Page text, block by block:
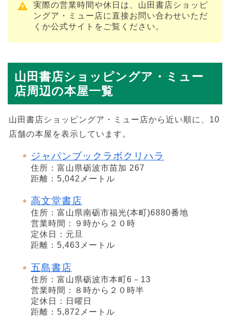
実際の営業時間や休日は、山田書店ショッピ
ングア・ミュー店に直接お問い合わせいただ
くか公式サイトをご覧ください。
山田書店ショッピングア・ミュー
店周辺の本屋一覧
山田書店ショッピングア・ミュー店から近い順に、10
店舗の本屋を表示しています。
ジャパンブックラボクリハラ
住所：富山県砺波市苗加 267
距離：5,042メートル
高文堂書店
住所：富山県南砺市福光(本町)6880番地
営業時間：９時から２０時
定休日：元旦
距離：5,463メートル
五島書店
住所：富山県砺波市本町6－13
営業時間：８時から２０時半
定休日：日曜日
距離：5,872メートル